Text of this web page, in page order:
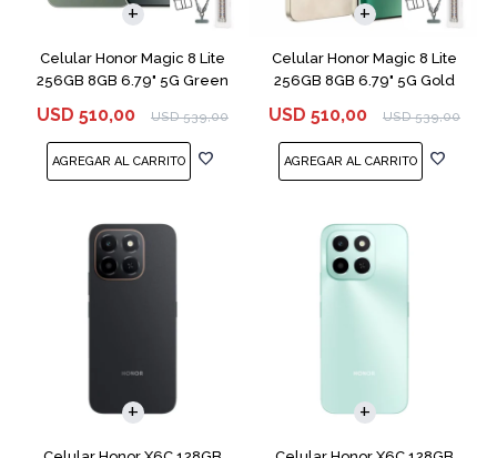
Celular Honor Magic 8 Lite
256GB 8GB 6.79" 5G Green
USD 510,00 USD 539,00
Celular Honor Magic 8 Lite
256GB 8GB 6.79" 5G Gold
USD 510,00 USD 539,00
COMPARAR COMPARAR